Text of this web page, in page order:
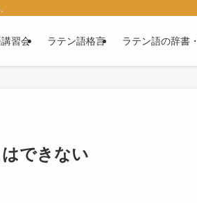
洋古典の紹介など、ラテン語に関する情報
習会 ラテン語格言 ラテン語の辞書
できない